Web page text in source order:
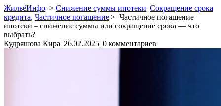
ЖильёИнфо > Снижение суммы ипотеки, Сокращение срока
кредита, Частичное погашение > Частичное погашение
ипотеки – снижение суммы или сокращение срока — что
выбрать?
Кудряшова Кира| 26.02.2025| 0 комментариев